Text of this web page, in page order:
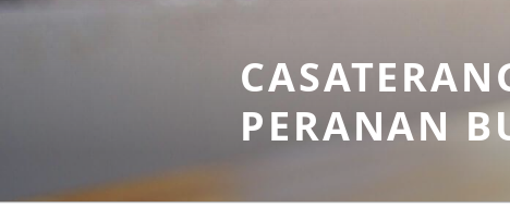
Skip
PERANAN